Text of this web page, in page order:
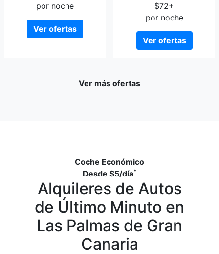
por noche
Ver ofertas
$72+
por noche
Ver ofertas
Ver más ofertas
Coche Económico
Desde $5/día*
Alquileres de Autos
de Último Minuto en
Las Palmas de Gran
Canaria